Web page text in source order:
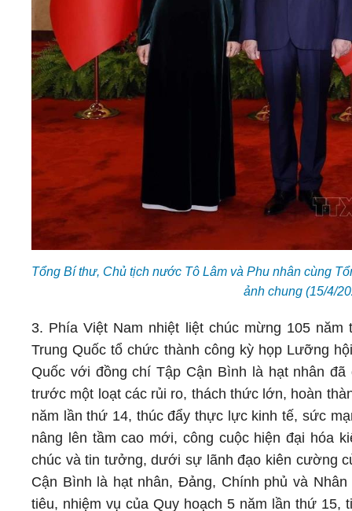
Tổng Bí thư, Chủ tịch nước Tô Lâm và Phu nhân cùng
ảnh chung (15/4/
3. Phía Việt Nam nhiệt liệt chúc mừng 105
Trung Quốc tổ chức thành công kỳ họp Lưỡng
Quốc với đồng chí Tập Cận Bình là hạt nhân
trước một loạt các rủi ro, thách thức lớn, hoàn
năm lần thứ 14, thúc đẩy thực lực kinh tế, sức
nâng lên tầm cao mới, công cuộc hiện đại hóa
chúc và tin tưởng, dưới sự lãnh đạo kiên cường
Cận Bình là hạt nhân, Đảng, Chính phủ và
tiêu, nhiệm vụ của Quy hoạch 5 năm lần thứ